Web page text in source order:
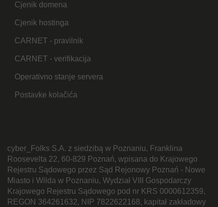
Cjenik domena
Cjenik hostinga
CARNET - pravilnik
CARNET - verifikacija
Operativno stanje servera
Postavke kolačića
cyber_Folks S.A. z siedzibą w Poznaniu, Franklina
Roosevelta 22, 60-829 Poznań, wpisana do Krajowego
Rejestru Sądowego przez Sąd Rejonowy Poznań - Nowe
Miasto i Wilda w Poznaniu, Wydział VIII Gospodarczy
Krajowego Rejestru Sądowego pod nr KRS 0000612359,
REGON 364261632, NIP 7822622168, kapitał zakładowy